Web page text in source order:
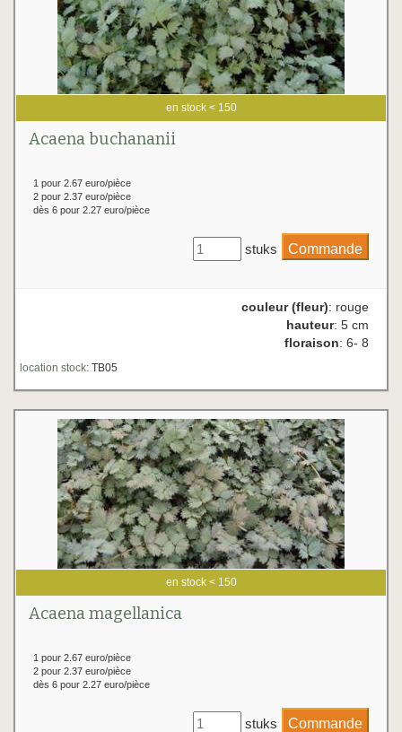
en stock < 150
Acaena buchananii
1 pour 2.67 euro/pièce
2 pour 2.37 euro/pièce
dès 6 pour 2.27 euro/pièce
stuks
couleur (fleur): rouge
hauteur: 5 cm
floraison: 6- 8
location stock: TB05
en stock < 150
Acaena magellanica
1 pour 2.67 euro/pièce
2 pour 2.37 euro/pièce
dès 6 pour 2.27 euro/pièce
stuks